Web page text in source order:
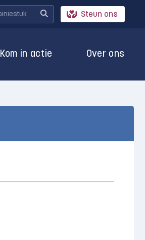
Steun ons
Kom in actie Over ons